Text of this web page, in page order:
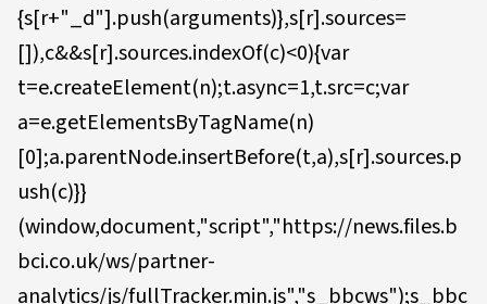
{s[r+"_d"].push(arguments)},s[r].sources=
[]),c&&s[r].sources.indexOf(c)<0){var
t=e.createElement(n);t.async=1,t.src=c;var
a=e.getElementsByTagName(n)
[0];a.parentNode.insertBefore(t,a),s[r].sources.p
ush(c)}}
(window,document,"script","https://news.files.b
bci.co.uk/ws/partner-
analytics/js/fullTracker.min.js","s_bbcws");s_bbc